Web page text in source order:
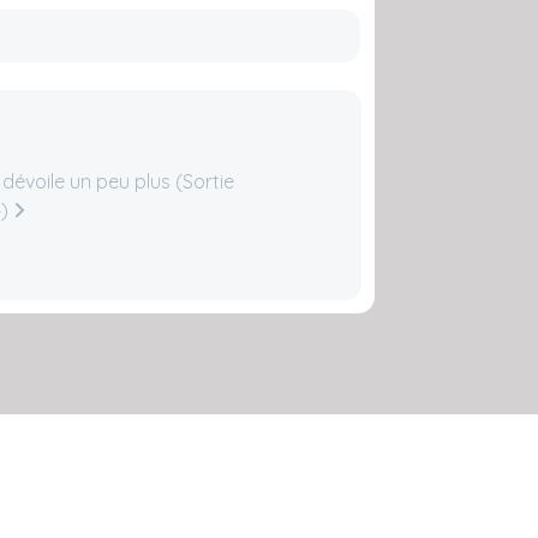
un peu plus (Sortie